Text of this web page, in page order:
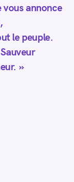
vous annonce
le peuple.
»